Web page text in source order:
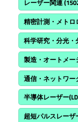
レーザー関連
精密計測・メトロ
科学研究・分光・
製造・オートメー
通信・ネットワー
半導体レーザー
超短パルスレーザ